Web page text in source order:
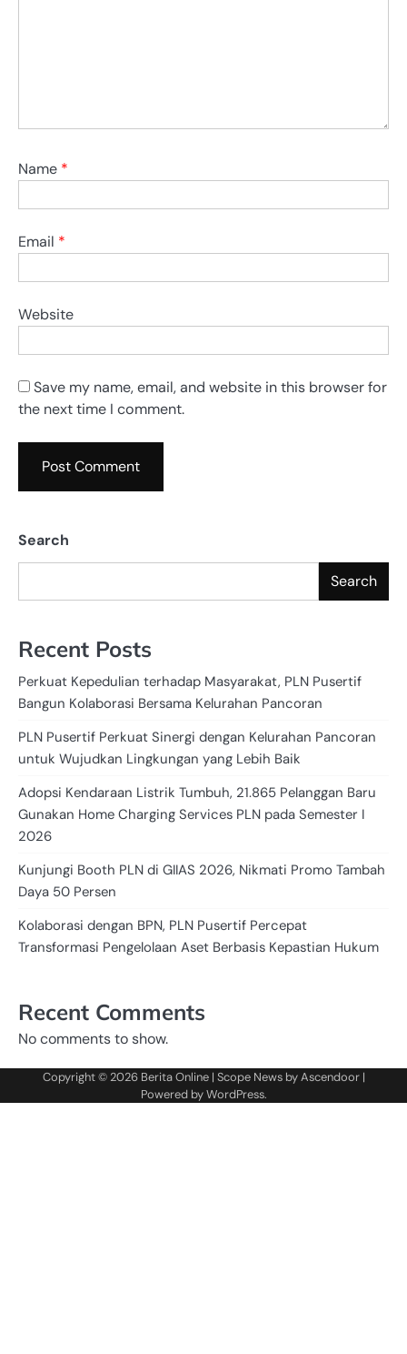
Name *
Email *
Website
Save my name, email, and website in this browser for
the next time I comment.
Search
Search
Recent Posts
Perkuat Kepedulian terhadap Masyarakat, PLN Pusertif
Bangun Kolaborasi Bersama Kelurahan Pancoran
PLN Pusertif Perkuat Sinergi dengan Kelurahan Pancoran
untuk Wujudkan Lingkungan yang Lebih Baik
Adopsi Kendaraan Listrik Tumbuh, 21.865 Pelanggan Baru
Gunakan Home Charging Services PLN pada Semester I
2026
Kunjungi Booth PLN di GIIAS 2026, Nikmati Promo Tambah
Daya 50 Persen
Kolaborasi dengan BPN, PLN Pusertif Percepat
Transformasi Pengelolaan Aset Berbasis Kepastian Hukum
Recent Comments
No comments to show.
Copyright © 2026 Berita Online| Scope News byAscendoor|
Powered byWordPress.